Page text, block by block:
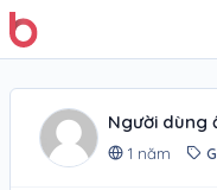
Người dùng
1 năm